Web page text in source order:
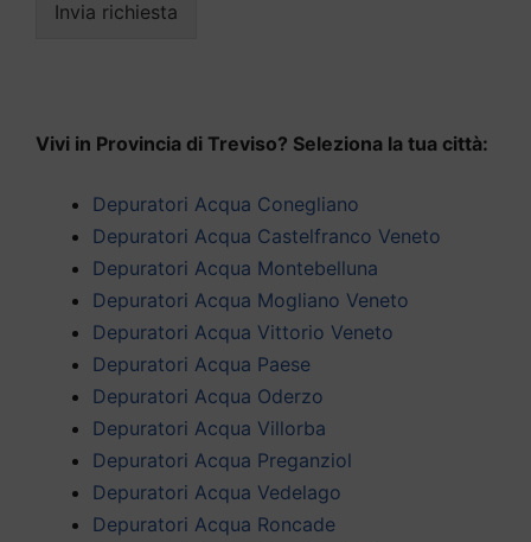
Invia richiesta
Vivi in Provincia di Treviso? Seleziona la tua città:
Depuratori Acqua Conegliano
Depuratori Acqua Castelfranco Veneto
Depuratori Acqua Montebelluna
Depuratori Acqua Mogliano Veneto
Depuratori Acqua Vittorio Veneto
Depuratori Acqua Paese
Depuratori Acqua Oderzo
Depuratori Acqua Villorba
Depuratori Acqua Preganziol
Depuratori Acqua Vedelago
Depuratori Acqua Roncade